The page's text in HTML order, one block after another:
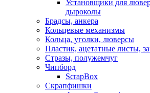
Установщики для
дыроколы
Брадсы, анкера
Кольцевые механизмы
Кольца, уголки, люверсы
Пластик, ацетатные листы,
Стразы, полужемчуг
Чипборд
ScrapBox
Скрапфишки